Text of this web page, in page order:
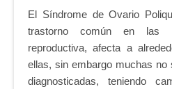
El Síndrome de Ovario
trastorno común en las
reproductiva, afecta a
ellas, sin embargo muchas no
diagnosticadas, teniendo